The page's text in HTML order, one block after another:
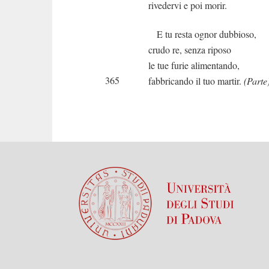
rivedervi e poi morir.
E tu resta ognor dubbioso,
crudo re, senza riposo
le tue furie alimentando,
365
fabbricando il tuo martir.